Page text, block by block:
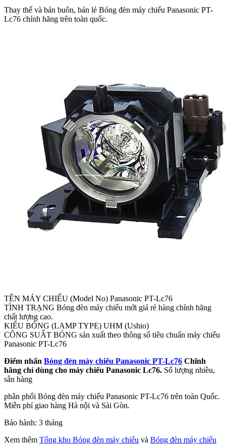
Thay thế và bán buôn, bán lẻ Bóng đèn máy chiếu Panasonic PT-
Lc76 chính hãng trên toàn quốc.
TÊN MÁY CHIẾU (Model No) Panasonic PT-Lc76
TÌNH TRẠNG Bóng đèn máy chiếu mới giá rẻ hàng chính hãng
chất lượng cao.
KIỂU BÓNG (LAMP TYPE) UHM (Ushio)
CÔNG SUẤT BÓNG sản xuất theo thông số tiêu chuẩn máy chiếu
Panasonic PT-Lc76
Điểm nhấn Bóng đèn máy chiếu Panasonic PT-Lc76 Chĩnh
hãng chỉ dùng cho máy chiếu Panasonic Lc76. Số lượng nhiều,
sẵn hàng
phân phối Bóng đèn máy chiếu Panasonic PT-Lc76 trên toàn Quốc.
Miễn phí giao hàng Hà nội và Sài Gòn.
Bảo hành: 3 tháng
Xem thêm Tổng kho Bóng đèn máy chiếu và Bóng đèn máy chiếu